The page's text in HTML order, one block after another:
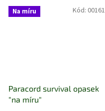
Na míru
Paracord survival opasek
"na míru"
Kód: 00161